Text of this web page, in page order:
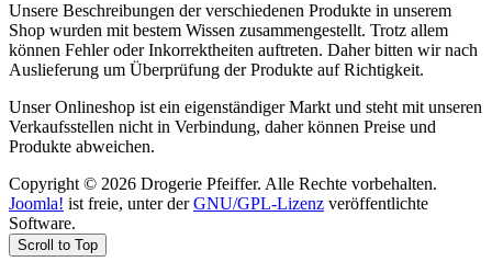
Unsere Beschreibungen der verschiedenen Produkte in unserem
Shop wurden mit bestem Wissen zusammengestellt. Trotz allem
können Fehler oder Inkorrektheiten auftreten. Daher bitten wir nach
Auslieferung um Überprüfung der Produkte auf Richtigkeit.
Unser Onlineshop ist ein eigenständiger Markt und steht mit unseren
Verkaufsstellen nicht in Verbindung, daher können Preise und
Produkte abweichen.
Copyright © 2026 Drogerie Pfeiffer. Alle Rechte vorbehalten.
Joomla! ist freie, unter derGNU/GPL-Lizenz veröffentlichte
Software.
Scroll to Top